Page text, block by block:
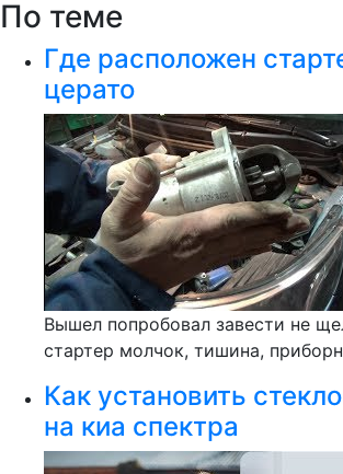
По теме
Где расположен
церато
Вышел попробовал завести не
стартер молчок, тишина,
Как установить
на киа спектра